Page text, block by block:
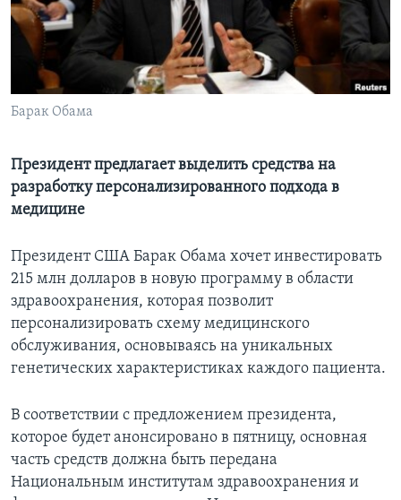
Learning English
СОЦИАЛЬНЫЕ СЕТИ
Языки
Барак Обама
Президент предлагает выделить средства на
разработку персонализированного подхода в
медицине
Президент США Барак Обама хочет инвестировать
215 млн долларов в новую программу в области
здравоохранения, которая позволит
персонализировать схему медицинского
обслуживания, основываясь на уникальных
генетических характеристиках каждого пациента.
В соответствии с предложением президента,
которое будет анонсировано в пятницу, основная
часть средств должна быть передана
Национальным институтам здравоохранения и